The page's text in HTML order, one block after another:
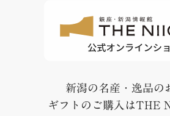
新潟の名産・逸品の
ギフトのご購入はTHE